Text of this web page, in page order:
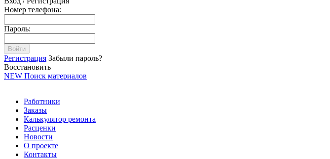
Номер телефона:
Пароль:
Войти
Регистрация Забыли пароль?
Восстановить
NEW Поиск материалов
Работники
Заказы
Калькулятор ремонта
Расценки
Новости
О проекте
Контакты